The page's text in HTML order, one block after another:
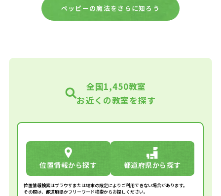
ペッピーの魔法をさらに知ろう
全国1,450教室
お近くの教室を探す
位置情報から探す 都道府県から探す
位置情報検索はブラウザまたは端末の設定によりご利用できない場合があります。
その際は、都道府県かフリーワード検索からお探しください。